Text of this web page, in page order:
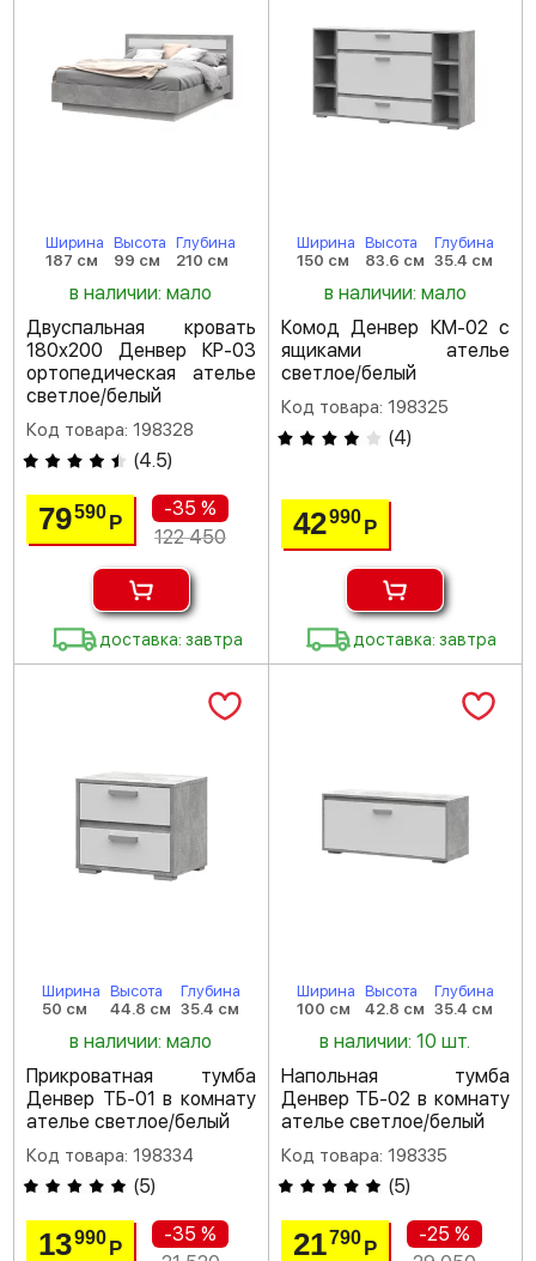
Ширина
187 см
Высота
99 см
Глубина
210 см
в наличии: мало
Двуспальная кровать
180х200 Денвер КР-03
ортопедическая ателье
светлое/белый
Код товара: 198328
(4.5)
79590Р
-35 %
122 450
доставка: завтра
Ширина
150 см
Высота
83.6 см
Глубина
35.4 см
в наличии: мало
Комод Денвер КМ-02 с
ящиками ателье
светлое/белый
Код товара: 198325
(4)
42990 Р
доставка: завтра
Ширина
50 см
Высота
44.8 см
Глубина
35.4 см
в наличии: мало
Прикроватная тумба
Денвер ТБ-01 в комнату
ателье светлое/белый
Код товара: 198334
(5)
13990Р
-35 %
Ширина
100 см
Высота
42.8 см
Глубина
35.4 см
в наличии: 10 шт.
Напольная тумба
Денвер ТБ-02 в комнату
ателье светлое/белый
Код товара: 198335
(5)
21790 Р
-25 %